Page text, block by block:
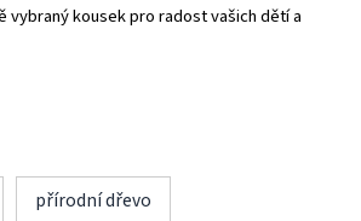
vybraný kousek pro radost vašich dětí a
přírodní dřevo